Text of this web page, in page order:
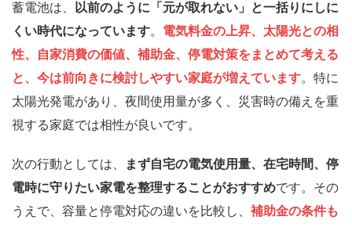
蓄電池は、
以前のように「元が取れない」と一括りにしに
くい時代になっています。 電気料金の上昇、太陽光との相
性、自家消費の価値、補助金、停電対策をまとめて考える
と、今は前向きに検討しやすい家庭が増えています。特に
太陽光発電があり、夜間使用量が多く、災害時の備えを重
視する家庭では相性が良いです。
次の行動としては、
まず自宅の電気使用量、在宅時間、停
電時に守りたい家電を整理することがおすすめです。その
うえで、容量と停電対応の違いを比較し、 補助金の条件も